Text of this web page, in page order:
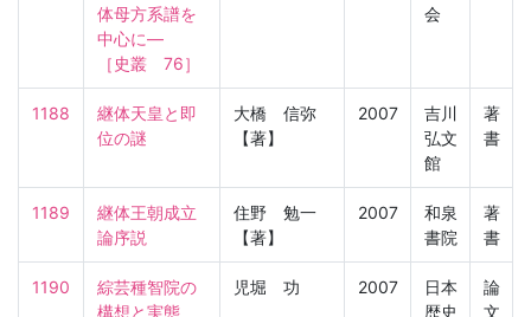
体母方系譜を
中心に―
［史叢　76］
会
1188
継体天皇と即
位の謎
大橋 信弥
【著】
2007
吉川
弘文
館
著
書
1189
継体王朝成立
論序説
住野 勉一
【著】
2007
和泉
書院
著
書
1190
綜芸種智院の
構想と実態
児堀 功 2007
日本
歴史
論
文